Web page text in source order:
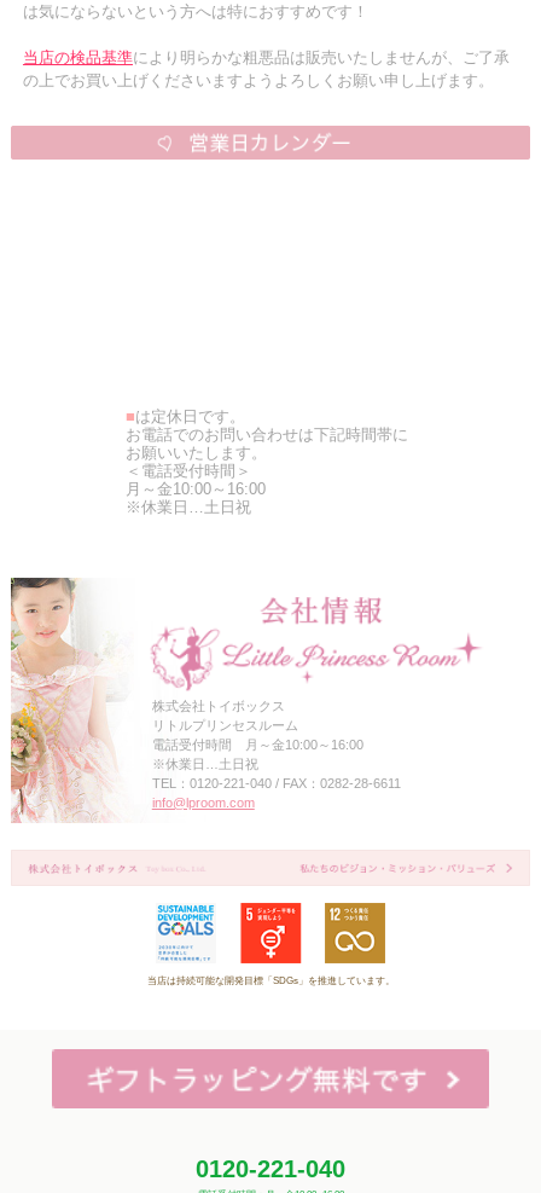
は気にならないという方へは特におすすめです！
当店の検品基準により明らかな粗悪品は販売いたしませんが、ご了承
の上でお買い上げくださいますようよろしくお願い申し上げます。
■は定休日です。
お電話でのお問い合わせは下記時間帯に
お願いいたします。
＜電話受付時間＞
月～金10:00～16:00
※休業日…土日祝
株式会社トイボックス
リトルプリンセスルーム
電話受付時間 月～金10:00～16:00
※休業日…土日祝
TEL：0120-221-040 / FAX：0282-28-6611
info@lproom.com
当店は持続可能な開発目標「SDGs」を推進しています。
0120-221-040